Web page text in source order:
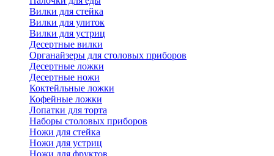
Вилки для стейка
Вилки для улиток
Вилки для устриц
Десертные вилки
Органайзеры для столовых приборов
Десертные ложки
Десертные ножи
Коктейльные ложки
Кофейные ложки
Лопатки для торта
Наборы столовых приборов
Ножи для стейка
Ножи для устриц
Ножи для фруктов